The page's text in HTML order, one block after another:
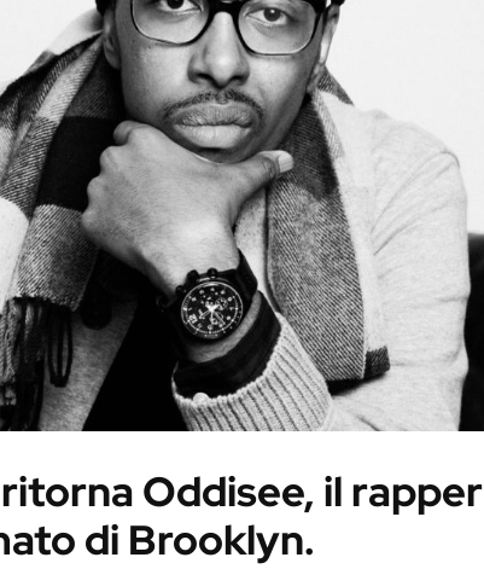
Oddisee, il rapper
di Brooklyn.